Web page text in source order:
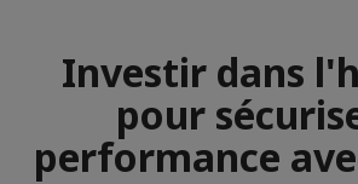
Investir dans
pour
performance